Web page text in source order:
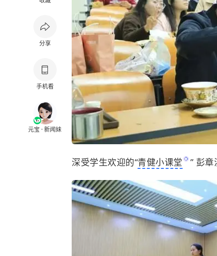
分享
手机看
元宝 · 新闻妹
深受学生欢迎的“青健小课堂 ” 彭